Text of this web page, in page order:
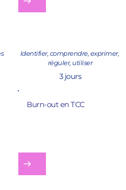
Identifier, comprendre, exprimer,
réguler, utiliser
3 jours
Burn-out en TCC